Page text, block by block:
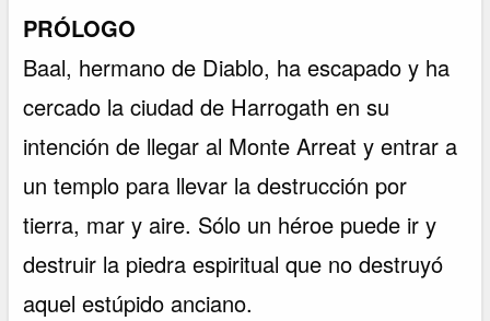
PRÓLOGO
Baal, hermano de Diablo, ha escapado y ha
cercado la ciudad de Harrogath en su
intención de llegar al Monte Arreat y entrar a
un templo para llevar la destrucción por
tierra, mar y aire. Sólo un héroe puede ir y
destruir la piedra espiritual que no destruyó
aquel estúpido anciano.